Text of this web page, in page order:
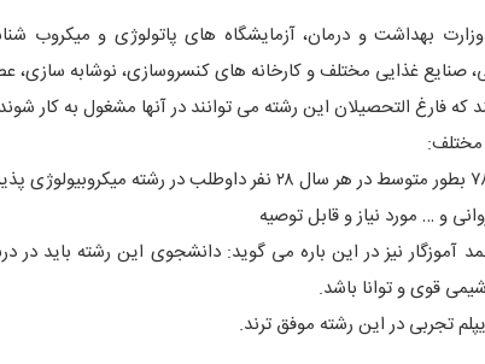
بهداشت و درمان، آزمایشگاه های پاتولوژی و میکروب
غذایی مختلف و کارخانه های کنسروسازی، نوشابه سازی،
فارغ التحصیلان این رشته می توانند در آنها مشغول به کار
و … مورد نیاز و قابل توصیه
آموزگار نیز در این باره می گوید: دانشجوی این رشته
قوی و توانا باشد.
تجربی در این رشته موفق ترند.